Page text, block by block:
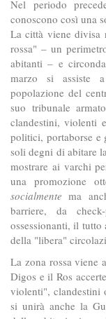
Nel periodo
conoscono così una
La città viene divisa
rossa" – un
abitanti – e
marzo si assiste
popolazione del
suo tribunale
clandestini, violenti
politici, portaborse e
soli degni di abitare
mostrare ai varchi
una promozione
socialmente ma
barriere, da
ossessionanti, il tutto
della "libera"
La zona rossa viene
Digos e il Ros
violenti", clandestini
si unirà anche la